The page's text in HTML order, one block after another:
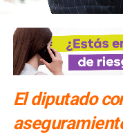
SIGUIENTE
Gallardo planea la
Anillo Periférico en
NO TE PIERDAS
Un cierre de año
El diputado